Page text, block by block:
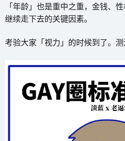
「年龄」也是重中之重，金钱、
继续走下去的关键因素。
考验大家「视力」的时候到了。